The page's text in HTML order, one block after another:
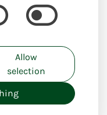
Sehr schönes
empfehlen."
Allow
selection